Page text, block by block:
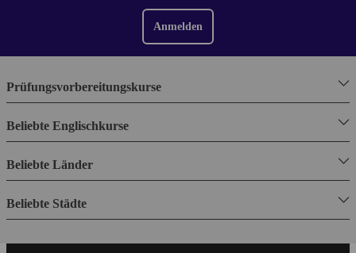
Anmelden
Prüfungsvorbereitungskurse
Beliebte Englischkurse
Beliebte Länder
Beliebte Städte